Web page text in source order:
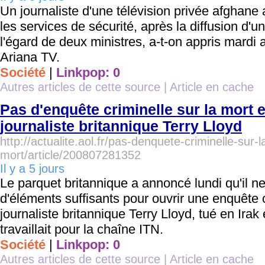
Un journaliste d'une télévision privée afghane
les services de sécurité, après la diffusion
l'égard de deux ministres, a-t-on appris mardi
Ariana TV.
Société | Linkpop: 0
Autres articles de cette source | Article en cache
Pas d'enquête criminelle sur la mort
journaliste britannique Terry Lloyd
http://actualite.aol.fr/pas-denquete-criminelle-sur-
mort/article/200807281352
Il y a 5 jours
Le parquet britannique a annoncé lundi qu'il
d'éléments suffisants pour ouvrir une enquête
journaliste britannique Terry Lloyd, tué en Irak
travaillait pour la chaîne ITN.
Société | Linkpop: 0
Autres articles de cette source Article en cache